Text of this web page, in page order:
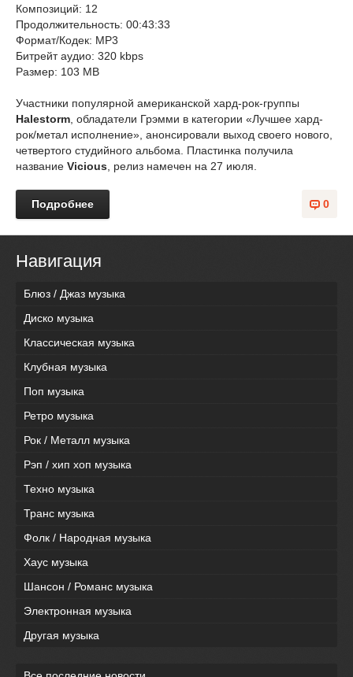
Композиций: 12
Продолжительность: 00:43:33
Формат/Кодек: MP3
Битрейт аудио: 320 kbps
Размер: 103 MB
Участники популярной американской хард-рок-группы
Halestorm , обладатели Грэмми в категории «Лучшее хард-
рок/метал исполнение», анонсировали выход своего нового,
четвертого студийного альбома. Пластинка получила
название Vicious , релиз намечен на 27 июля.
0
Подробнее
Навигация
Блюз / Джаз музыка
Диско музыка
Классическая музыка
Клубная музыка
Поп музыка
Ретро музыка
Рок / Металл музыка
Рэп / хип хоп музыка
Техно музыка
Транс музыка
Фолк / Народная музыка
Хаус музыка
Шансон / Романс музыка
Электронная музыка
Другая музыка